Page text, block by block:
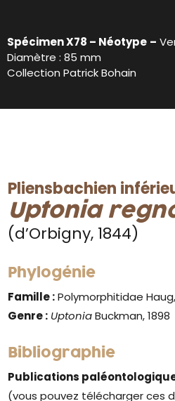
Spécimen X78 – Néotype –
Diamètre : 85 mm
Collection Patrick Bohain
Pliensbachien
Uptonia
(d’Orbigny, 1844)
Phylogénie
Famille :Polymorphitidae Haug,
Genre : UptoniaBuckman, 1898
Bibliographie
Publications
(vous pouvez télécharger ces